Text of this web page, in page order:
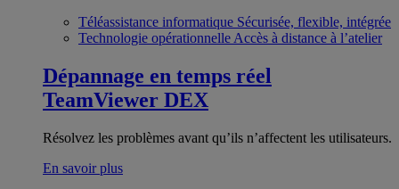
Téléassistance informatique Sécurisée, flexible, intégrée
Technologie opérationnelle Accès à distance à l’atelier
Dépannage en temps réel
TeamViewer DEX
Résolvez les problèmes avant qu’ils n’affectent les utilisateurs.
En savoir plus